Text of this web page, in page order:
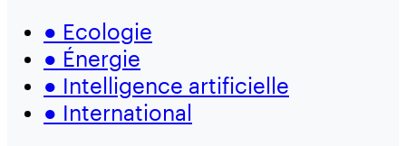
● Ecologie
● Énergie
● Intelligence artificielle
● International